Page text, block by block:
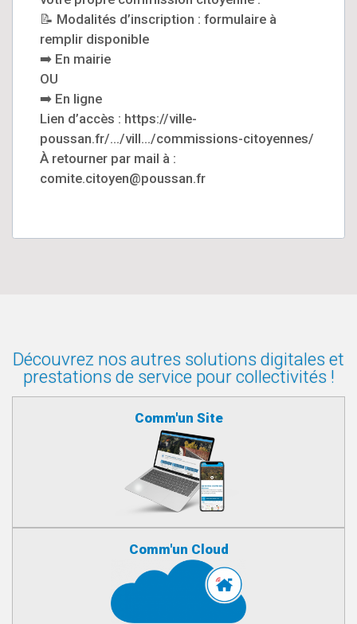
📝 Modalités d’inscription : formulaire à
remplir disponible
➡️ En mairie
OU
➡️ En ligne
Lien d’accès : https://ville-
poussan.fr/.../vill.../commissions-citoyennes/
À retourner par mail à :
comite.citoyen@poussan.fr
Découvrez nos autres solutions digitales et
prestations de service pour collectivités !
Comm'un Site
Comm'un Cloud